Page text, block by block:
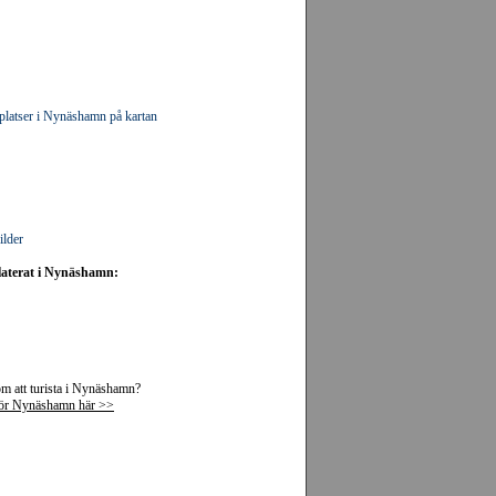
i Nynäshamn på kartan
i Nynäshamn:
att turista i Nynäshamn?
Nynäshamn här >>